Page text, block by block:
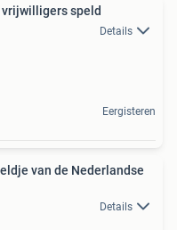
vrijwilligers speld
Details
Eergisteren
van de Nederlandse
Details